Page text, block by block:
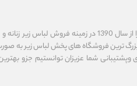
فروشگاه اینترنتی ماماشاپ فعالیت خود را از سال 1390 در
بزرگ ترین فروشگاه های پخش لباس زیر به
وپشتیبانی شما عزیزان توانستیم جزو